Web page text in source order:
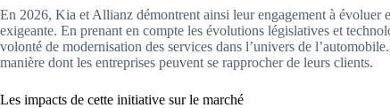
En 2026, Kia et Allianz démontrent ainsi leur engagement à évoluer
exigeante. En prenant en compte les évolutions législatives et
volonté de modernisation des services dans l’univers de
manière dont les entreprises peuvent se rapprocher de leurs clients.
Les impacts de cette initiative sur le marché